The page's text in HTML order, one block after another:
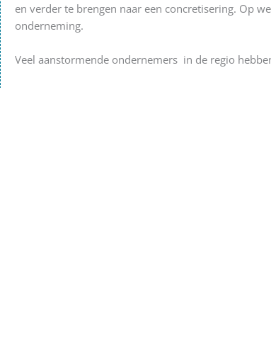
en verder te brengen naar een concretisering. Op
onderneming.
Veel aanstormende ondernemers in de regio